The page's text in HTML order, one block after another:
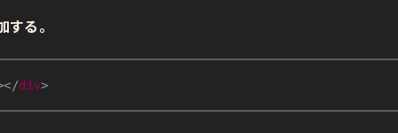
る。
</div>